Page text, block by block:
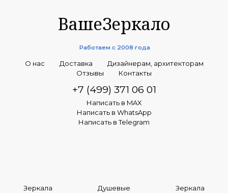
ВашеЗеркало
Работаем с 2008 года
О нас Доставка
Дизайнерам, архитекторам
Отзывы
Контакты
+7 (499) 371 06 01
Написать в MAX
Написать в WhatsApp
Написать в Telegram
Зеркала
Душевые
Зеркала